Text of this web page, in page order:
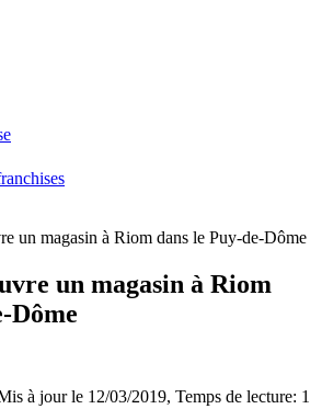
un magasin à Riom dans le Puy-de-Dôme
un magasin à Riom
Dôme
à jour le 12/03/2019, Temps de lecture: 1